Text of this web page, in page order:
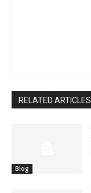
RELATED ARTICLES
Blog